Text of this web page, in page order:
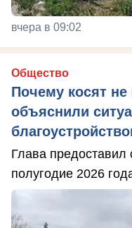
вчера в 09:02
Общество
Почему косят
объяснили
Глава предоставил
полугодие 2026